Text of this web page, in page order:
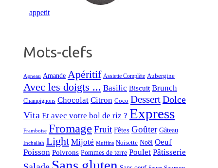
Mots-clefs
Agneau Amande Apéritif Assiette Complète Aubergine
Avec les doigts ... Basilic Biscuit Brunch
Champignons Chocolat Citron Coco DessertDolce
Vita Et avec votre bol de riz ? Express
Framboise FromageFruit Fêtes Goûter Gâteau
Inchallah Light Mijoté Muffins Noisette Noël Oeuf
Poisson Poivrons Pommes de terre Poulet Pâtisserie